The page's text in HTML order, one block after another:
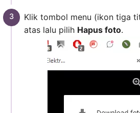
Klik tombol menu (ikon tiga
atas lalu pilih Hapus foto.